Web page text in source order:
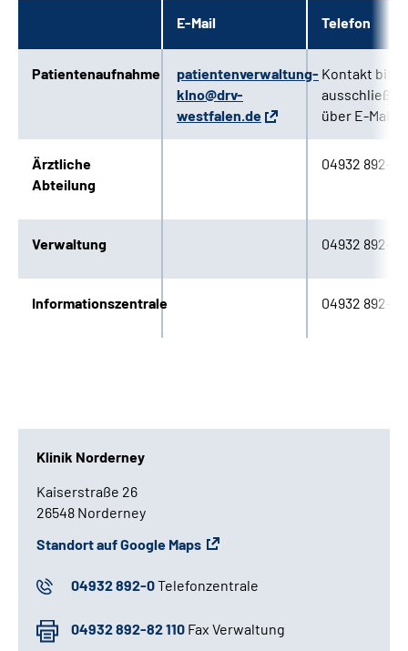
E-Mail Telefon
Patientenaufnahme
patientenverwaltung-
klno@drv-
westfalen.de
Kontakt bitte
über E-Mail!
Ärztliche
Abteilung
04932 892-
Verwaltung 04932 892-0
Informationszentrale 04932 892-0
Klinik Norderney
Kaiserstraße 26
26548 Norderney
Standort auf Google Maps
04932 892-0Telefonzentrale
04932 892-82 110 Fax Verwaltung